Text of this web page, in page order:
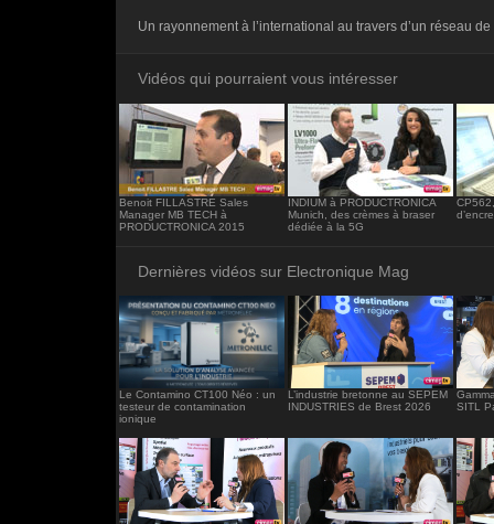
frameborder="0"></iframe>
Un rayonnement à l’international au travers d’un réseau
Vidéos qui pourraient vous intéresser
Benoit FILLASTRE Sales
Manager MB TECH à
PRODUCTRONICA 2015
INDIUM à PRODUCTRONICA
Munich, des crèmes à braser
dédiée à la 5G
Dernières vidéos sur Electronique Mag
Le Contamino CT100 Néo : un
testeur de contamination
ionique
L’industrie bretonne au SEPEM
INDUSTRIES de Brest 2026
SITL